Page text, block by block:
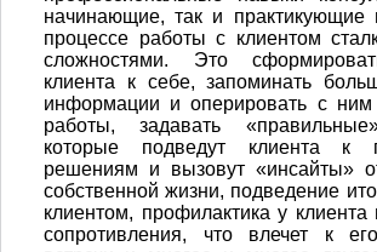
начинающие, так и практикующие
процессе работы с клиентом
сложностями. Это
клиента к себе, запоминать
информации и оперировать с ним
работы, задавать
которые подведут клиента к
решениям и вызовут «инсайты»
собственной жизни, подведение
клиентом, профилактика у клиента
сопротивления, что влечет к